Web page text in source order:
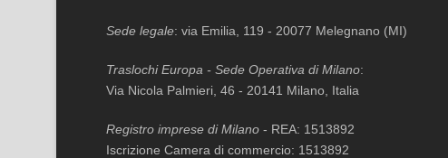
Sede legale: via Emilia, 119 - 20077 Melegnano (MI)
Traslochi Europa - Sede Operativa di Milano:
Via Nicola Palmieri, 46 - 20141 Milano, Italia
Registro imprese di Milano - REA: 1513892
Iscrizione Camera di commercio: 1513892